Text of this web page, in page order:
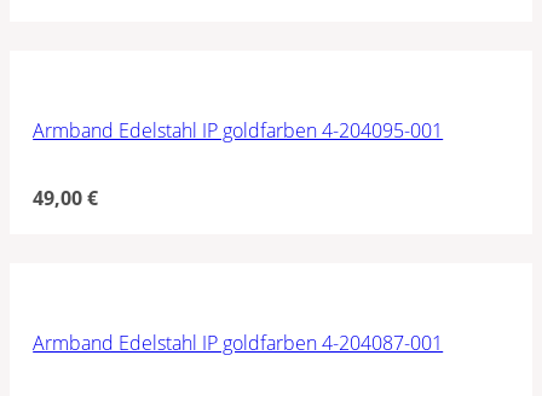
Armband Edelstahl IP goldfarben 4-204095-001
49,00€
Armband Edelstahl IP goldfarben 4-204087-001